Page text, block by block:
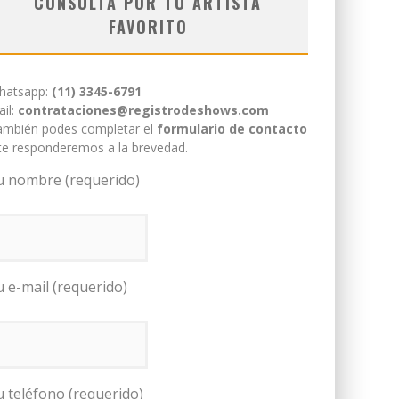
FAVORITO
(11) 3345-6791
contrataciones@registrodeshows.com
podes completar el formulario de contacto
responderemos a la brevedad.
nombre (requerido)
e-mail (requerido)
teléfono (requerido)